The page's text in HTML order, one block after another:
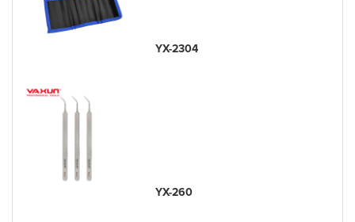
YX-2304
YX-260